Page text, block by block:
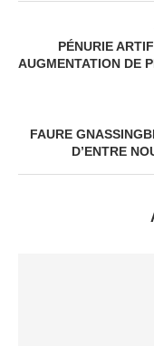
PÉNURIE
AUGMENTATION DE
FAURE
D’ENTRE